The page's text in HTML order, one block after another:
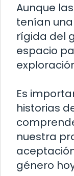
Aunque
tenían
rígida del
espacio
Es
historias
nuestra
género